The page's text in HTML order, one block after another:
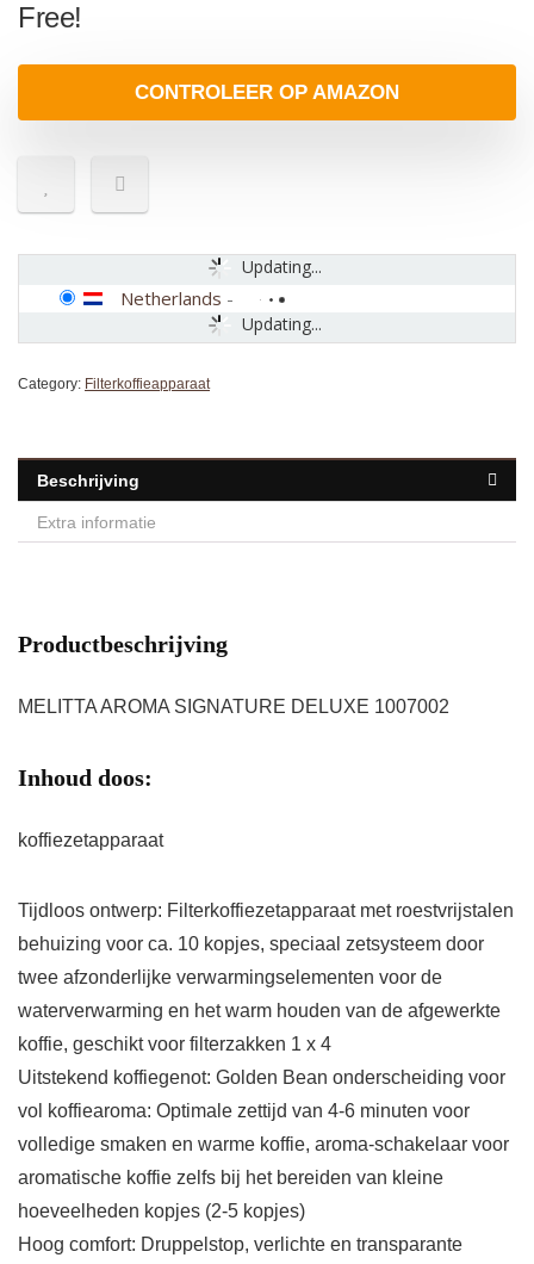
Free!
CONTROLEER OP AMAZON
Updating...
Updating...
Netherlands -
Category: Filterkoffieapparaat
Beschrijving
Extra informatie
Productbeschrijving
MELITTA AROMA SIGNATURE DELUXE 1007002
Inhoud doos:
koffiezetapparaat
Tijdloos ontwerp: Filterkoffiezetapparaat met roestvrijstalen
behuizing voor ca. 10 kopjes, speciaal zetsysteem door
twee afzonderlijke verwarmingselementen voor de
waterverwarming en het warm houden van de afgewerkte
koffie, geschikt voor filterzakken 1 x 4
Uitstekend koffiegenot: Golden Bean onderscheiding voor
vol koffiearoma: Optimale zettijd van 4-6 minuten voor
volledige smaken en warme koffie, aroma-schakelaar voor
aromatische koffie zelfs bij het bereiden van kleine
hoeveelheden kopjes (2-5 kopjes)
Hoog comfort: Druppelstop, verlichte en transparante